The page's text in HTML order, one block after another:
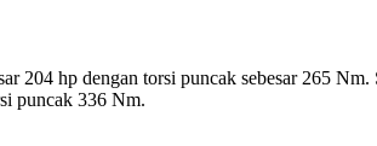
204 hp dengan torsi puncak sebesar 265 Nm.
puncak 336 Nm.